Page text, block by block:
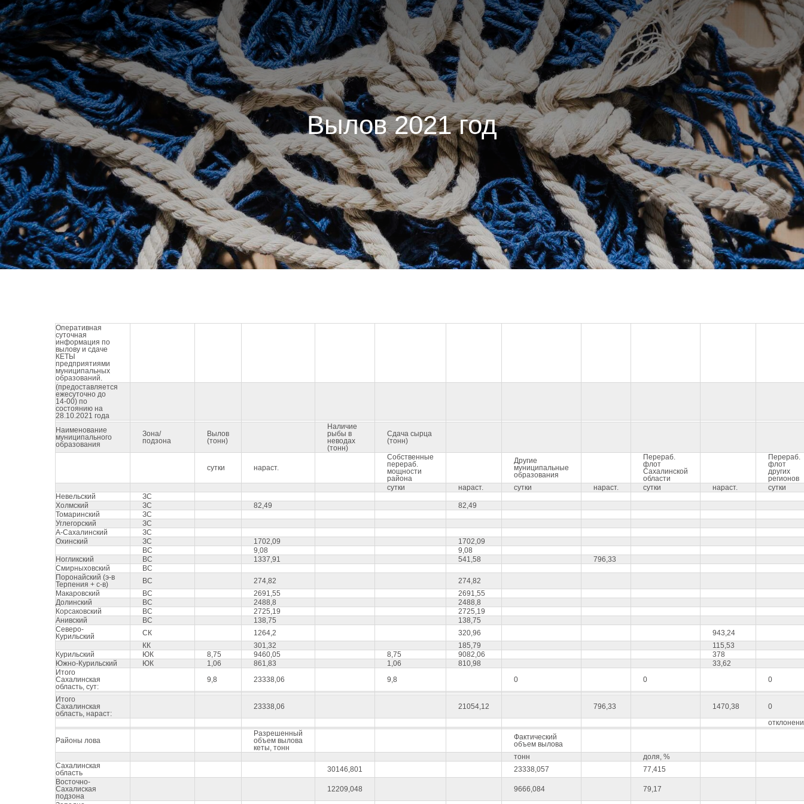
Вылов 2021 год
Оперативная
суточная
информация по
вылову и сдаче
КЕТЫ
предприятиями
муниципальных
образований.
(предоставляется
ежесуточно до
14-00) по
состоянию на
28.10.2021 года
Наименование
муниципального
образования
Зона/
подзона
Вылов
(тонн)
Наличие
рыбы в
неводах
(тонн)
Сдача сырца
(тонн)
сутки нараст.
Собственные
перераб.
мощности
района
Другие
муниципальные
образования
Перераб.
флот
Сахалинской
области
Перераб.
флот
других
регионов
сутки
нараст. сутки нараст. сутки нараст.
сутки
Невельский
ЗС
Холмский
ЗС 82,49
82,49
Томаринский
ЗС
Углегорский
ЗС
А-Сахалинский
ЗС
Охинский
ЗС 1702,09
1702,09
ВС
9,08
9,08
Ногликский
ВС 1337,91 541,58
796,33
Смирныховский
ВС
Поронайский (э-в
Терпения + с-в)
ВС 274,82
274,82
Макаровский
ВС 2691,55
2691,55
Долинский
ВС 2488,8
2488,8
Корсаковский
ВС 2725,19
2725,19
Анивский
ВС 138,75
138,75
Северо-
Курильский
СК 1264,2 320,96
943,24
КК
301,32 185,79
115,53
Курильский
ЮК 8,75 9460,05 8,75 9082,06
378
Южно-Курильский
ЮК 1,06 861,83 1,06 810,98
33,62
Итого
Сахалинская
область, сут:
9,8 23338,06 9,8 0 0 0
Итого
Сахалинская
область, нараст:
23338,06 21054,12 796,33 1470,38
0
Районы лова
Разрешенный
объем вылова
кеты, тонн
Фактический
объем вылова
тонн
доля, %
Сахалинская
область
30146,801 23338,057
77,415
Восточно-
Сахалиская
подзона
12209,048 9666,084
79,17